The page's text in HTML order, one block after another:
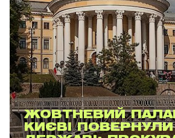
ЖОВТНЕВИЙ
КИЄВІ ПОВЕРНУЛИ